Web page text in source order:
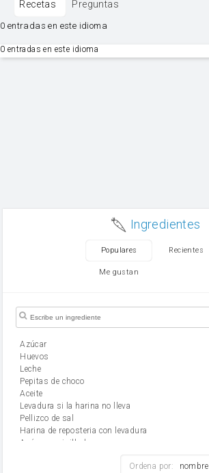
Recetas Preguntas
0 entradas en este idioma
0 entradas en este idioma
Ingredientes
Populares Recientes
Me gustan
Azúcar
huevos
leche
Pepitas de choco
aceite
Levadura si la harina no lleva
Pellizco de sal
Harina de reposteria con levadura
Azúcar avainillado
Ordena por: nombre